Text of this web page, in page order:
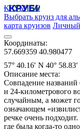
КРУБИСС
Выбрать круиз для
карта круизов Личный
Координаты:
57.669359 40.980477
57° 40.16′ N 40° 58.83′
Описание места:
Совпадение названий
и 24-километрового
случайным, а может
означающем
речке очень
где была когда-то